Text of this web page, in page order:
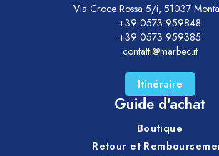
Via Croce Rossa 5/i, 51037
+39 0573 959848
+39 0573 959385
contatti@marbec.it
Itinéraire
Guide d'achat
Boutique
Retour et